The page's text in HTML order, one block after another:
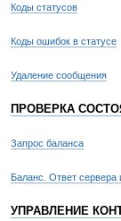
Коды статусов
Коды ошибок в статусе
Удаление сообщения
ПРОВЕРКА
Запрос баланса
Баланс. Ответ сервера
УПРАВЛЕНИЕ